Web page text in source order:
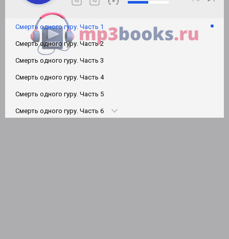
Смерть одного гуру. Часть 1
Смерть одного гуру. Часть 2
Смерть одного гуру. Часть 3
Смерть одного гуру. Часть 4
Смерть одного гуру. Часть 5
Смерть одного гуру. Часть 6